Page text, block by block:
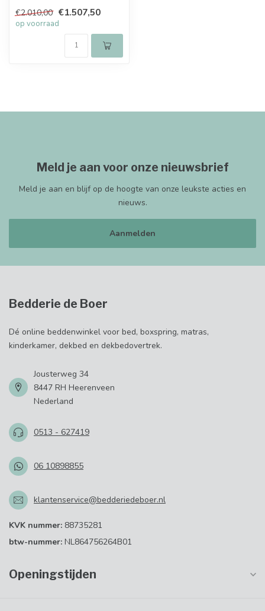
€2.010,00 €1.507,50
op voorraad
Meld je aan voor onze nieuwsbrief
Meld je aan en blijf op de hoogte van onze leukste acties en
nieuws.
Aanmelden
Bedderie de Boer
Dé online beddenwinkel voor bed, boxspring, matras,
kinderkamer, dekbed en dekbedovertrek.
Jousterweg 34
8447 RH Heerenveen
Nederland
0513 - 627419
06 10898855
klantenservice@bedderiedeboer.nl
KVK nummer: 88735281
btw-nummer: NL864756264B01
Openingstijden